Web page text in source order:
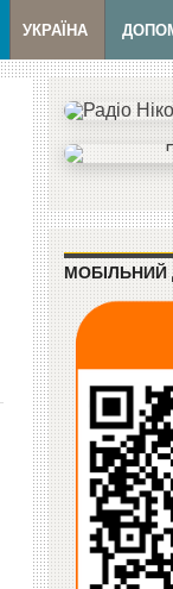
УКРАЇНА
МОБІЛЬНИЙ